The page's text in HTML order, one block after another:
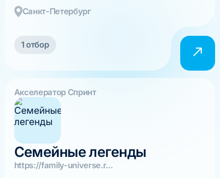
Санкт-Петербург
1 отбор
Акселератор Спринт
Семейные легенды
https://family-universe.r...